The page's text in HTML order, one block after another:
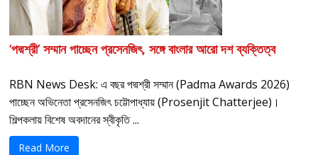
‘পদ্মশ্রী’ সম্মান পাচ্ছেন প্রসেনজিৎ, সঙ্গে বাংলার আরো দশ ব্যক্তিত্ব
RBN News Desk: এ বছর পদ্মশ্রী সম্মান (Padma Awards 2026)
পাচ্ছেন অভিনেতা প্রসেনজিৎ চট্টোপাধ্যায় (Prosenjit Chatterjee)।
শিল্পকলায় বিশেষ অবদানের স্বীকৃতি ...
Read More